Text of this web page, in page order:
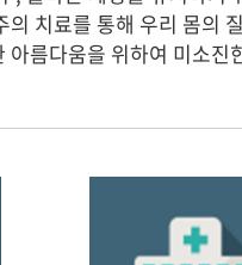
의 치료를 통해 우리 몸의
아름다움을 위하여 미소